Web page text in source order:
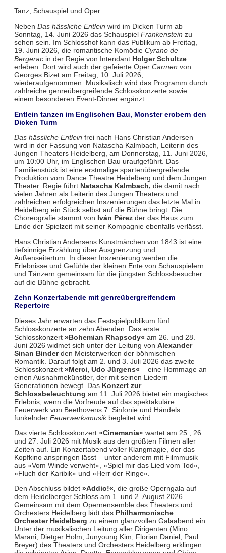
Tanz, Schauspiel und Oper
Neben Das hässliche Entlein wird im Dicken Turm ab
Sonntag, 14. Juni 2026 das Schauspiel Frankenstein zu
sehen sein. Im Schlosshof kann das Publikum ab Freitag,
19. Juni 2026, die romantische Komödie Cyrano de
Bergeracin der Regie von Intendant Holger Schultze
erleben. Dort wird auch der gefeierte Oper Carmen von
Georges Bizet am Freitag, 10. Juli 2026,
wiederaufgenommen. Musikalisch wird das Programm durch
zahlreiche genreübergreifende Schlosskonzerte sowie
einem besonderen Event-Dinner ergänzt.
Entlein tanzen im Englischen Bau, Monster erobern den
Dicken Turm
Das hässliche Entlein frei nach Hans Christian Andersen
wird in der Fassung von Natascha Kalmbach, Leiterin des
Jungen Theaters Heidelberg, am Donnerstag, 11. Juni 2026,
um 10:00 Uhr, im Englischen Bau uraufgeführt. Das
Familienstück ist eine erstmalige spartenübergreifende
Produktion vom Dance Theatre Heidelberg und dem Jungen
Theater. Regie führt Natascha Kalmbach, die damit nach
vielen Jahren als Leiterin des Jungen Theaters und
zahlreichen erfolgreichen Inszenierungen das letzte Mal in
Heidelberg ein Stück selbst auf die Bühne bringt. Die
Choreografie stammt von Iván Pérezder das Haus zum
Ende der Spielzeit mit seiner Kompagnie ebenfalls verlässt.
Hans Christian Andersens Kunstmärchen von 1843 ist eine
tiefsinnige Erzählung über Ausgrenzung und
Außenseitertum. In dieser Inszenierung werden die
Erlebnisse und Gefühle der kleinen Ente von Schauspielern
und Tänzern gemeinsam für die jüngsten Schlossbesucher
auf die Bühne gebracht.
Zehn Konzertabende mit genreübergreifendem
Repertoire
Dieses Jahr erwarten das Festspielpublikum fünf
Schlosskonzerte an zehn Abenden. Das erste
Schlosskonzert »Bohemian Rhapsody« am 26. und 28.
Juni 2026 widmet sich unter der Leitung von Alexander
Sinan Binderden Meisterwerken der böhmischen
Romantik. Darauf folgt am 2. und 3. Juli 2026 das zweite
Schlosskonzert »Merci, Udo Jürgens« – eine Hommage an
einen Ausnahmekünstler, der mit seinen Liedern
Generationen bewegt. Das Konzert zur
Schlossbeleuchtung am 11. Juli 2026 bietet ein magisches
Erlebnis, wenn die Vorfreude auf das spektakuläre
Feuerwerk von Beethovens 7. Sinfonie und Händels
funkelnder Feuerwerksmusikbegleitet wird.
Das vierte Schlosskonzert »Cinemania« wartet am 25., 26.
und 27. Juli 2026 mit Musik aus den größten Filmen aller
Zeiten auf. Ein Konzertabend voller Klangmagie, der das
Kopfkino anspringen lässt – unter anderem mit Filmmusik
aus »Vom Winde verweht«, »Spiel mir das Lied vom Tod«,
»Fluch der Karibik« und »Herr der Ringe«.
Den Abschluss bildet »Addio!«, die große Operngala auf
dem Heidelberger Schloss am 1. und 2. August 2026.
Gemeinsam mit dem Opernensemble des Theaters und
Orchesters Heidelberg lädt das Philharmonische
Orchester Heidelberg zu einem glanzvollen Galaabend ein.
Unter der musikalischen Leitung aller Dirigenten (Mino
Marani, Dietger Holm, Junyoung Kim, Florian Daniel, Paul
Breyer) des Theaters und Orchesters Heidelberg erklingen